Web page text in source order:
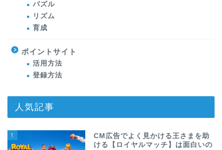
パズル
リズム
育成
ポイントサイト
活用方法
登録方法
人気記事
1
CM広告でよく見かける王さまを助
ける【ロイヤルマッチ】は面白いの